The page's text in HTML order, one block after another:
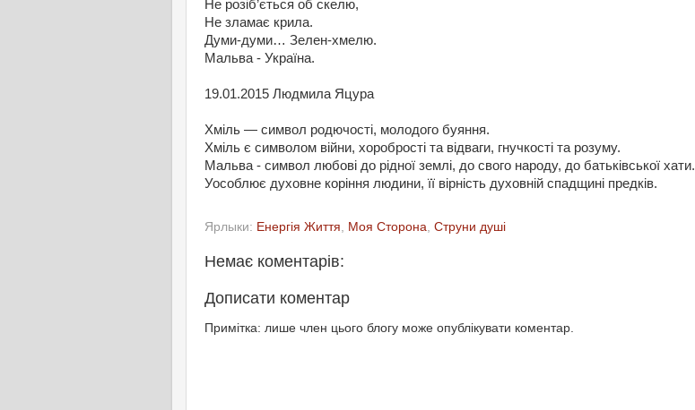
Не розіб’ється об скелю,
Не зламає крила.
Думи-думи… Зелен-хмелю.
Мальва - Україна.
19.01.2015 Людмила Яцура
Хміль — символ родючості, молодого буяння.
Хміль є символом війни, хоробрості та відваги, гнучкості та розуму.
Мальва - символ любові до рідної землі, до свого народу, до батьківської хати.
Уособлює духовне коріння людини, її вірність духовній спадщині предків.
Ярлыки: Енергія Життя, Моя Сторона, Струни душі
Немає коментарів:
Дописати коментар
Примітка: лише член цього блогу може опублікувати коментар.